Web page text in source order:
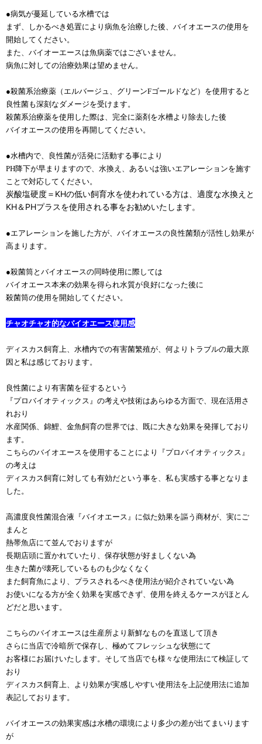
●病気が蔓延している水槽では
まず、しかるべき処置により病魚を治療した後、バイオエースの使用を
開始してください。
また、バイオーエースは魚病薬ではございません。
病魚に対しての治療効果は望めません。
●殺菌系治療薬（エルバージュ、グリーンFゴールドなど）を使用すると
良性菌も深刻なダメージを受けます。
殺菌系治療薬を使用した際は、完全に薬剤を水槽より除去した後
バイオエースの使用を再開してください。
●水槽内で、良性菌が活発に活動する事により
PH降下が早まりますので、水換え、あるいは強いエアレーションを施す
ことで対応してください。
炭酸塩硬度＝KHの低い飼育水を使われている方は、適度な水換えと
KH＆PHプラスを使用される事をお勧めいたします。
●エアレーションを施した方が、バイオエースの良性菌類が活性し効果が
高まります。
●殺菌筒とバイオエースの同時使用に際しては
バイオエース本来の効果を得られ水質が良好になった後に
殺菌筒の使用を開始してください。
チャオチャオ的なバイオエース使用感
ディスカス飼育上、水槽内での有害菌繁殖が、何よりトラブルの最大原
因と私は感じております。
良性菌により有害菌を征するという
『プロバイオティックス』の考えや技術はあらゆる方面で、現在活用さ
れおり
水産関係、錦鯉、金魚飼育の世界では、既に大きな効果を発揮しており
ます。
こちらのバイオエースを使用することにより『プロバイオティックス』
の考えは
ディスカス飼育に対しても有効だという事を、私も実感する事となりま
した。
高濃度良性菌混合液『バイオエース』に似た効果を謳う商材が、実にご
まんと
熱帯魚店にて並んでおりますが
長期店頭に置かれていたり、保存状態が好ましくない為
生きた菌が壊死しているものも少なくなく
また飼育魚により、プラスされるべき使用法が紹介されていない為
お使いになる方が全く効果を実感できず、使用を終えるケースがほとん
どだと思います。
こちらのバイオエースは生産所より新鮮なものを直送して頂き
さらに当店で冷暗所で保存し、極めてフレッシュな状態にて
お客様にお届けいたします。そして当店でも様々な使用法にて検証して
おり
ディスカス飼育上、 より効果が実感しやすい使用法を上記使用法に追加
表記しております。
バイオエースの効果実感は水槽の環境により多少の差が出てまいります
が